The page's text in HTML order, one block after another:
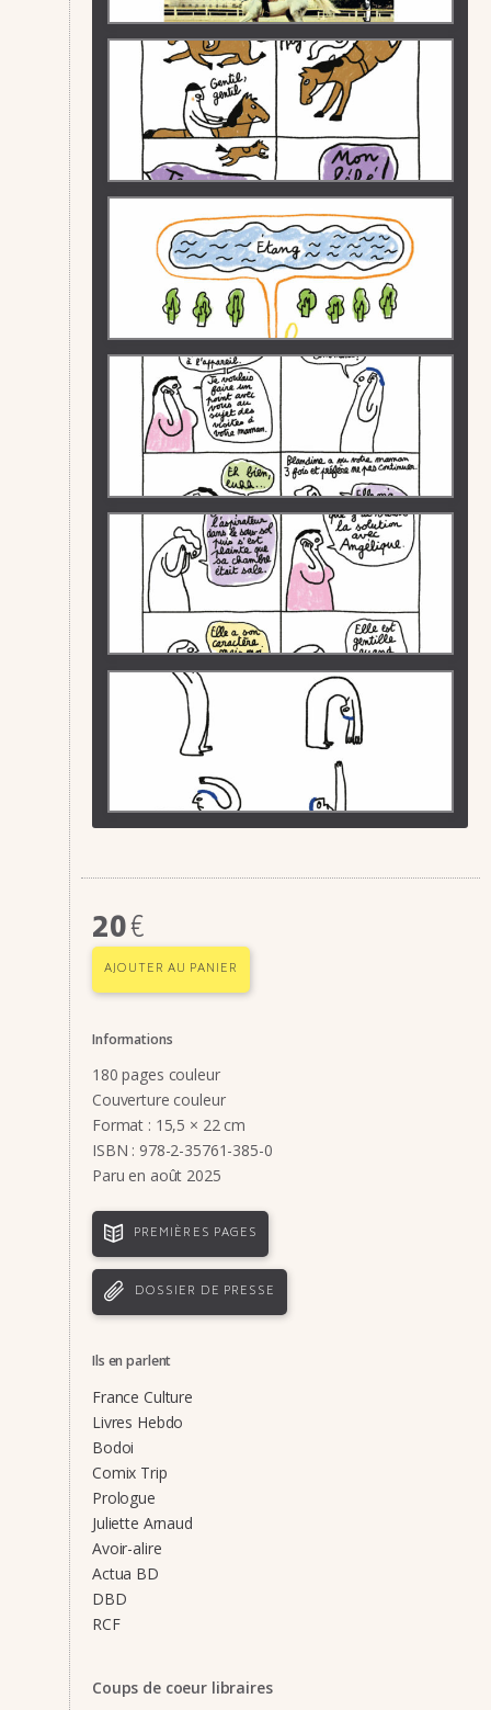
20€
AJOUTER AU PANIER
Informations
180 pages couleur
Couverture couleur
Format : 15,5 × 22 cm
ISBN : 978-2-35761-385-0
Paru en août 2025
PREMIÈRES PAGES
DOSSIER DE PRESSE
Ils en parlent
France Culture
Livres Hebdo
Bodoi
Comix Trip
Prologue
Juliette Arnaud
Avoir-alire
Actua BD
DBD
RCF
Coups de coeur libraires